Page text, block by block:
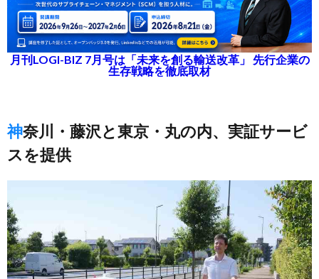
月刊LOGI-BIZ 7月号は「未来を創る輸送改革」 先行企業の
生存戦略を徹底取材
神奈川・藤沢と東京・丸の内、実証サービ
スを提供